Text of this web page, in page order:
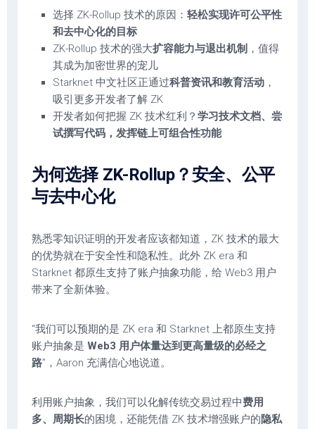
选择 ZK-Rollup 技术的原因： 轻松实现许可公平性
和去中心化的目标
ZK-Rollup 技术的强大扩容能力与退出机制 ，值得
其成为加密世界的宠儿
Starknet 中文社区正通过科普资讯和教育活动 ，
吸引更多开发者了解 ZK
开发者如何把握 ZK 技术红利？ 学习技术文档、尝
试撰写代码，发挥链上可组合性功能
为何选择 ZK-Rollup？安全、公平
与去中心化
熟悉零知识证明的开发者应该都知道，ZK 技术的最大
的优势就在于安全性和隐私性。此外 ZK era 和
Starknet 都原生支持了账户抽象功能，给 Web3 用户
带来了全新体验。
“我们可以预期的是 ZK era 和 Starknet 上都原生支持
账户抽象是 Web3 用户体量达到更高量级的必经之
路”，Aaron 充满信心地说道。
利用账户抽象，我们可以化解传统交易过程中费用
多、周期长的困境，还能凭借 ZK 技术增强账户的隐私